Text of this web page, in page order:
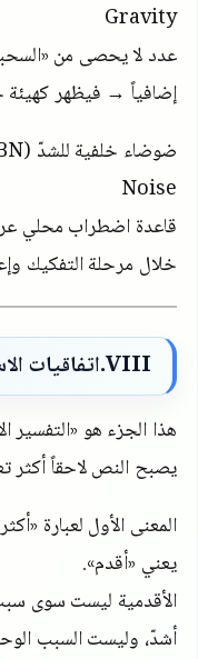
Gravity
عدد لا يحصى من
إضافياً → فيظهر
ضوضاء خلفية للشدّ
Noise
قاعدة اضطراب محلي
خلال مرحلة التفكيك
VIII.اتفاقيات
هذا الجزء هو «التفسير
يصبح النص لاحقاً أكثر
المعنى الأول لعبارة
يعني «أقدم».
الأقدمية ليست سوى
أشدّ، وليست السبب